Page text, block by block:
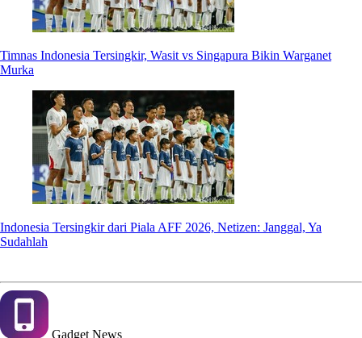
Timnas Indonesia Tersingkir, Wasit vs Singapura Bikin Warganet
Murka
Indonesia Tersingkir dari Piala AFF 2026, Netizen: Janggal, Ya
Sudahlah
Gadget News